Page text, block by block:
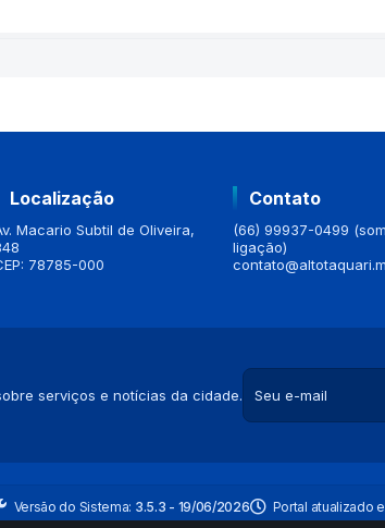
Localização
Macario Subtil de Oliveira,
78785-000
Contato
(66) 99937-0499
ligação)
serviços e notícias da cidade.
Versão do Sistema: 3.5.3 - 19/06/2026 Portal atualizado